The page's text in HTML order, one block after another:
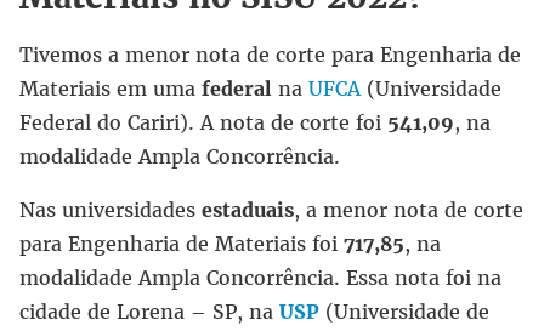
Tivemos a menor nota de corte para Engenharia de
Materiais em uma federal na UFCA (Universidade
Federal do Cariri). A nota de corte foi 541,09, na
modalidade Ampla Concorrência.
Nas universidades estaduais, a menor nota de corte
para Engenharia de Materiais foi 717,85, na
modalidade Ampla Concorrência. Essa nota foi na
cidade de Lorena – SP, na USP (Universidade de